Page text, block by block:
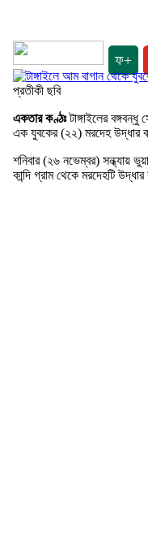
ফ+
প্রতীকী ছবি
একতার কণ্ঠঃটাঙ্গাইলের
এক যুবকের (২২) মরদেহ উদ্ধার
শনিবার (২৬ নভেম্বর) সন্ধ্যায়
কান্দি গ্রাম থেকে মরদেহটি